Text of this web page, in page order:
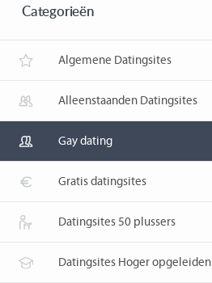
Categorieën
Algemene Datingsites
Alleenstaanden Datingsites
Gay dating
Gratis datingsites
Datingsites 50 plussers
Datingsites Hoger opgeleiden